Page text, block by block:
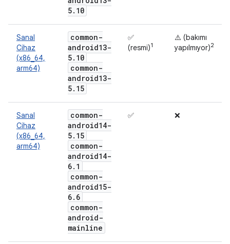
5. 10
Sanal
Cihaz
(x86_64,
arm64)
common-
android13-
5. 10
common-
android13-
5. 15
✅
(resmi)1
⚠️ (bakımı
yapılmıyor)2
Sanal
Cihaz
(x86_64,
arm64)
common-
android14-
5. 15
common-
android14-
6. 1
common-
android15-
6. 6
common-
android-
mainline
✅ ❌